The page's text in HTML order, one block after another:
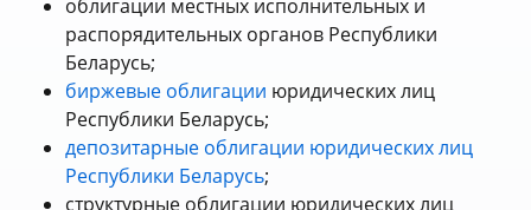
облигации местных исполнительных и
распорядительных органов Республики
Беларусь;
биржевые облигации юридических лиц
Республики Беларусь;
депозитарные облигации юридических лиц
Республики Беларусь;
структурные облигации юридических лиц